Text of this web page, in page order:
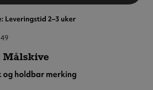
Leveringstid 2–3 uker
Målskive
holdbar merking